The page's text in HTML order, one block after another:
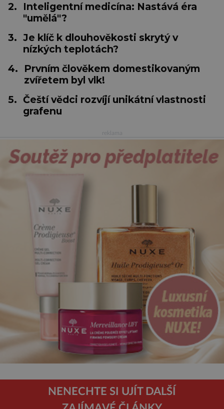
2.
Inteligentní medicína: Nastává éra
"umělá"?
3. Je klíč k dlouhověkosti skrytý v
nízkých teplotách?
4.
Prvním člověkem domestikovaným
zvířetem byl vlk!
5. Čeští vědci rozvíjí unikátní vlastnosti
grafenu
NENECHTE SI UJÍT DALŠÍ